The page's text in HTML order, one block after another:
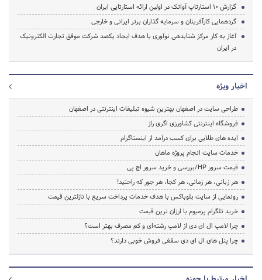
گزارش 10 استارتاپ آواتک در اولین ارائه استارتاپی ایران
گردهمایی کارآفرینان و سرمایه گذاران برتر ایرانی و خارجی
آغاز به کار مرکز شتابدهی نوآوری با هدف ایجاد یکصد شرکت موفق تجارت الکترونیک
در ایران
اخبار ویژه
طراحی سایت در اصفهان بهترین شیوه تبلیغات اینترنتی در اصفهان
فروشگاه اینترنتی کشاورزی اگری راز
ایده های طلایی برای کسب درآمد از اینستاگرام
خدمات سایت انجام پروژه ماهان
قیمت سرور HP/بررسی و خرید سرور اچ پی
هر زبانی، هر زمانی، هر کجا، هر جور که راحتید!
رونمایی از سایت بلوباکس با هدف خدمات پرداخت سریع با نازلترین قیمت
خرید تلگرام پرمیوم با ارزان ترین قیمت
چرا لامپ ال ای دی از لامپ رشته‌ای و کم مصرف بهتر است؟
چرا پنل های ال ای دی سقفی فروش خوبی دارند؟